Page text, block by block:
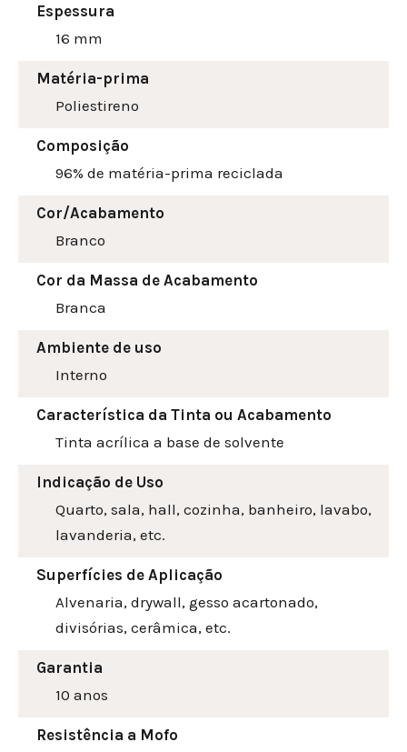
Espessura
16 mm
Matéria-prima
Poliestireno
Composição
96% de matéria-prima reciclada
Cor/Acabamento
Branco
Cor da Massa de Acabamento
Branca
Ambiente de uso
Interno
Característica da Tinta ou Acabamento
Tinta acrílica a base de solvente
Indicação de Uso
Quarto, sala, hall, cozinha, banheiro, lavabo,
lavanderia, etc.
Superfícies de Aplicação
Alvenaria, drywall, gesso acartonado,
divisórias, cerâmica, etc.
Garantia
10 anos
Resistência a Mofo